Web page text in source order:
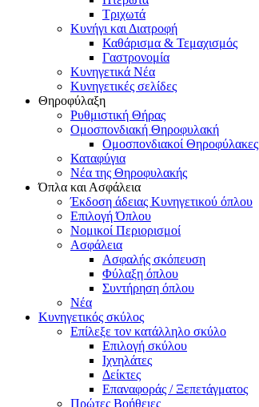
Τριχωτά
Κυνήγι και Διατροφή
Καθάρισμα & Τεμαχισμός
Γαστρονομία
Κυνηγετικά Νέα
Κυνηγετικές σελίδες
Θηροφύλαξη
Ρυθμιστική Θήρας
Ομοσπονδιακή Θηροφυλακή
Oμοσπονδιακοί Θηροφύλακες
Καταφύγια
Νέα της Θηροφυλακής
Όπλα και Ασφάλεια
Έκδοση άδειας Κυνηγετικού όπλου
Επιλογή Όπλου
Νομικοί Περιορισμοί
Ασφάλεια
Ασφαλής σκόπευση
Φύλαξη όπλου
Συντήρηση όπλου
Νέα
Κυνηγετικός σκύλος
Επίλεξε τον κατάλληλο σκύλο
Επιλογή σκύλου
Ιχνηλάτες
Δείκτες
Επαναφοράς / Ξεπετάγματος
Πρώτες Βοήθειες